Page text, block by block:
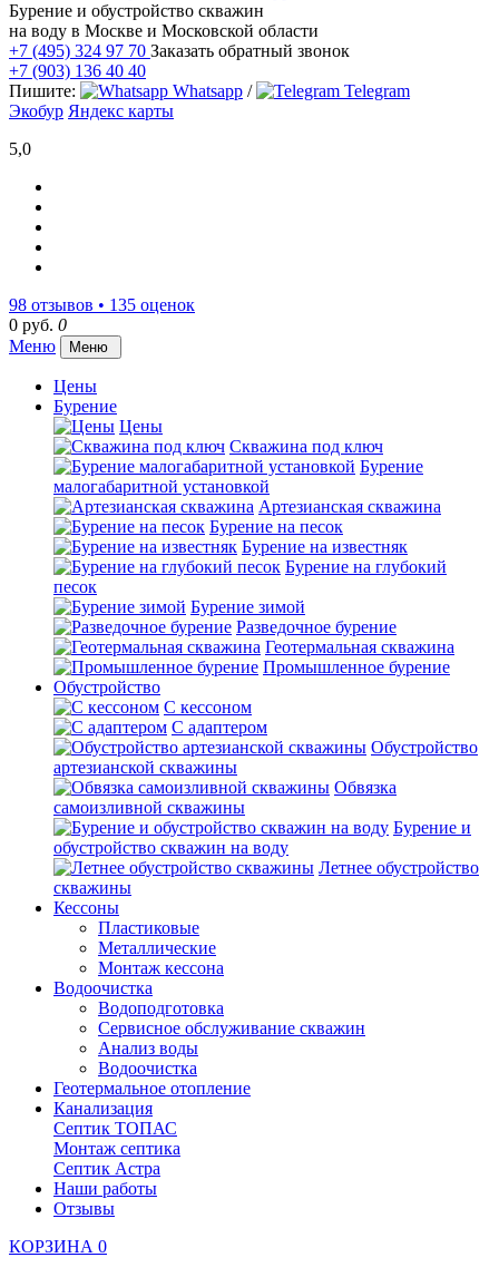
Бурение и обустройство скважин
на воду в Москве и Московской области
+7 (495) 324 97 70 Заказать обратный звонок
+7 (903) 136 40 40
Пишите:
Whatsapp /
Telegram
Экобур Яндекс карты
5,0
98 отзывов • 135 оценок
0 руб. 0
Меню
Меню
Цены
Бурение
Цены
Скважина под ключ
Бурение
малогабаритной установкой
Артезианская скважина
Бурение на песок
Бурение на известняк
Бурение на глубокий
песок
Бурение зимой
Разведочное бурение
Геотермальная скважина
Промышленное бурение
Обустройство
С кессоном
С адаптером
Обустройство
артезианской скважины
Обвязка
самоизливной скважины
Бурение и
обустройство скважин на воду
Летнее обустройство
скважины
Кессоны
Пластиковые
Металлические
Монтаж кессона
Водоочистка
Водоподготовка
Сервисное обслуживание скважин
Анализ воды
Водоочистка
Геотермальное отопление
Канализация
Септик ТОПАС
Монтаж септика
Септик Астра
Наши работы
Отзывы
КОРЗИНА 0